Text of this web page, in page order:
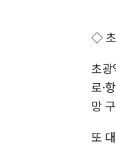
◇ 초
초
로·
망
또